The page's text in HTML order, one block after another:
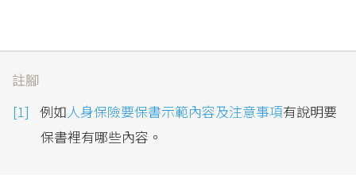
註腳
例如人身保險要保書示範內容及注意事項有說明要
保書裡有哪些內容。